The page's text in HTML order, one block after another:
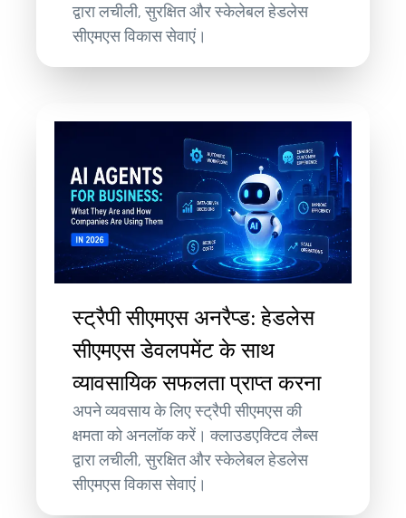
द्वारा लचीली, सुरक्षित और स्केलेबल हेडलेस
सीएमएस विकास सेवाएं।
स्ट्रैपी सीएमएस अनरैप्ड: हेडलेस
सीएमएस डेवलपमेंट के साथ
व्यावसायिक सफलता प्राप्त करना
अपने व्यवसाय के लिए स्ट्रैपी सीएमएस की
क्षमता को अनलॉक करें। क्लाउडएक्टिव लैब्स
द्वारा लचीली, सुरक्षित और स्केलेबल हेडलेस
सीएमएस विकास सेवाएं।